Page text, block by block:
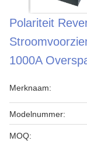
Polariteit
1000A
Merknaam:
Modelnummer:
MOQ: